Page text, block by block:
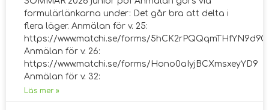
formulärlänkarna under: Det går bra att delta i
flera läger. Anmälan för v. 25:
https://www.matchi.se/forms/5hCK2rPQQqmTHfYN9d9Q
Anmälan för v. 26:
https://www.matchi.se/forms/Hono0aIyjBCXmsxeyYD9
Anmälan för v. 32:
Läs mer »